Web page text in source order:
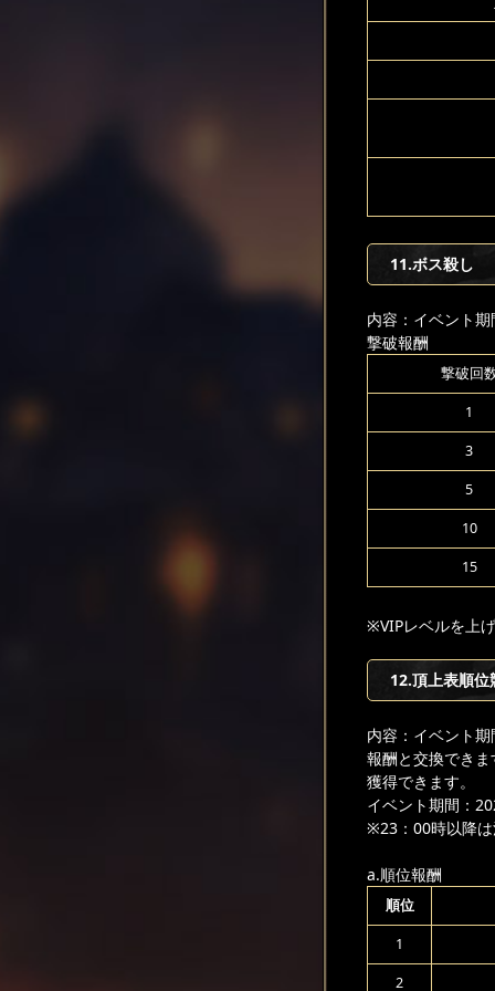
11.ボス殺し
内容：イベント
撃破報酬
撃破回
1
3
5
10
15
※VIPレベルを上
12.頂上表順位
内容：イベント
報酬と交換でき
獲得できます。
イベント期間：
※23：00時以降は
a.順位報酬
順位
1
2